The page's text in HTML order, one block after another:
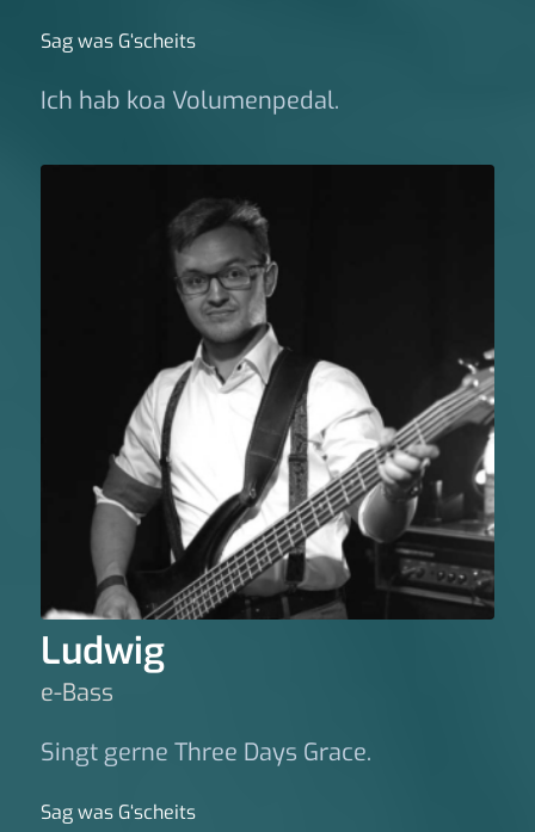
Sag was G‘scheits
Ich hab koa Volumenpedal.
Ludwig
e-Bass
Singt gerne Three Days Grace.
Sag was G‘scheits